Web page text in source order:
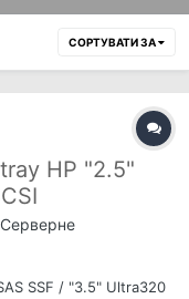
СОРТУВАТИ ЗА
HP "2.5"
Серверне
SSF / "3.5" Ultra320